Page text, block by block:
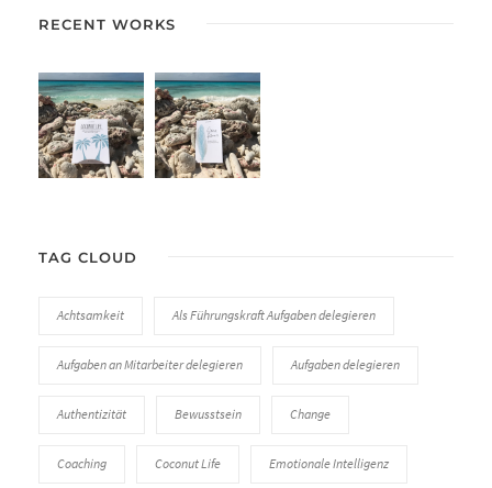
RECENT WORKS
TAG CLOUD
Achtsamkeit Als Führungskraft Aufgaben delegieren
Aufgaben an Mitarbeiter delegieren Aufgaben delegieren
Authentizität Bewusstsein Change
Coaching Coconut Life Emotionale Intelligenz